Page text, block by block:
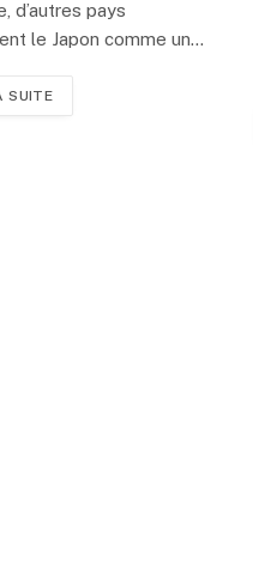
d’autres pays
le Japon comme un…
SUITE